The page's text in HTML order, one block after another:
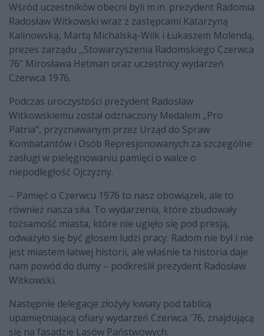
Wśród uczestników obecni byli m.in. prezydent Radomia
Radosław Witkowski wraz z zastępcami Katarzyną
Kalinowską, Martą Michalską-Wilk i Łukaszem Molendą,
prezes zarządu ,,Stowarzyszenia Radomskiego Czerwca
76’’ Mirosława Hetman oraz uczestnicy wydarzeń
Czerwca 1976.
Podczas uroczystości prezydent Radosław
Witkowskiemu został odznaczony Medalem „Pro
Patria”, przyznawanym przez Urząd do Spraw
Kombatantów i Osób Represjonowanych za szczególne
zasługi w pielęgnowaniu pamięci o walce o
niepodległość Ojczyzny.
– Pamięć o Czerwcu 1976 to nasz obowiązek, ale to
również nasza siła. To wydarzenia, które zbudowały
tożsamość miasta, które nie ugięło się pod presją,
odważyło się być głosem ludzi pracy. Radom nie był i nie
jest miastem łatwej historii, ale właśnie ta historia daje
nam powód do dumy – podkreślił prezydent Radosław
Witkowski.
Następnie delegacje złożyły kwiaty pod tablicą
upamiętniającą ofiary wydarzeń Czerwca '76, znajdującą
się na fasadzie Lasów Państwowych.